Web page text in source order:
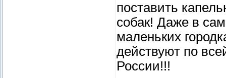
поставить
собак! Даже в
маленьких
действуют по
России!!!